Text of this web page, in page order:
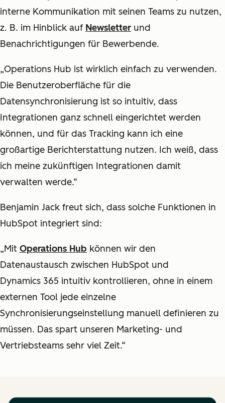
interne Kommunikation mit seinen Teams zu nutzen,
z. B. im Hinblick auf Newsletter und
Benachrichtigungen für Bewerbende.
„Operations Hub ist wirklich einfach zu verwenden.
Die Benutzeroberfläche für die
Datensynchronisierung ist so intuitiv, dass
Integrationen ganz schnell eingerichtet werden
können, und für das Tracking kann ich eine
großartige Berichterstattung nutzen. Ich weiß, dass
ich meine zukünftigen Integrationen damit
verwalten werde.“
Benjamin Jack freut sich, dass solche Funktionen in
HubSpot integriert sind:
„Mit Operations Hub können wir den
Datenaustausch zwischen HubSpot und
Dynamics 365 intuitiv kontrollieren, ohne in einem
externen Tool jede einzelne
Synchronisierungseinstellung manuell definieren zu
müssen. Das spart unseren Marketing- und
Vertriebsteams sehr viel Zeit.“